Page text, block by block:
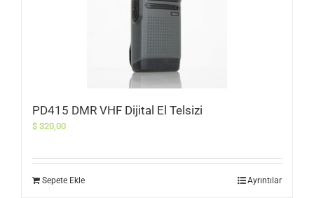
PD415 DMR VHF Dijital El Telsizi
$ 320,00
Sepete Ekle Ayrıntılar